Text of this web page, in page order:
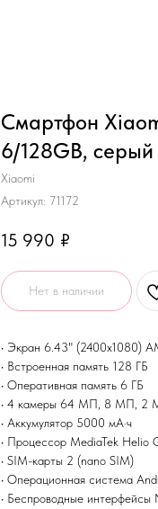
Смартфон
6/128GB, серый
Xiaomi
Артикул: 71172
15 990 ₽
Нет в наличии
• Экран 6.43" (2400x1080)
• Встроенная память 128 ГБ
• Оперативная память 6 ГБ
• 4 камеры 64 МП, 8 МП,
• Аккумулятор 5000 мА·ч
• Процессор MediaTek Helio
• SIM-карты 2 (nano SIM)
• Операционная система
• Беспроводные